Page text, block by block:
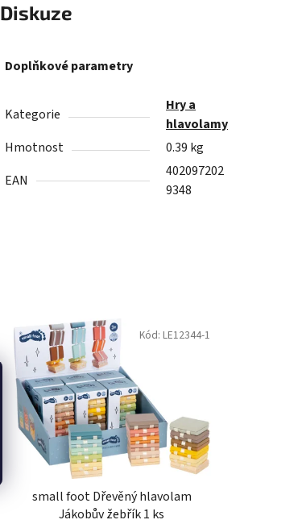
Diskuze
Doplňkové parametry
Kategorie
Hry a
hlavolamy
Hmotnost
0.39 kg
EAN
402097202
9348
small foot Dřevěný hlavolam
Jákobův žebřík 1 ks
Kód: LE12344-1